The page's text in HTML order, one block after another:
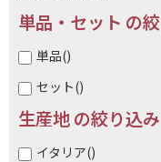
単品・セット の
単品()
セット()
生産地 の絞り込み
イタリア()